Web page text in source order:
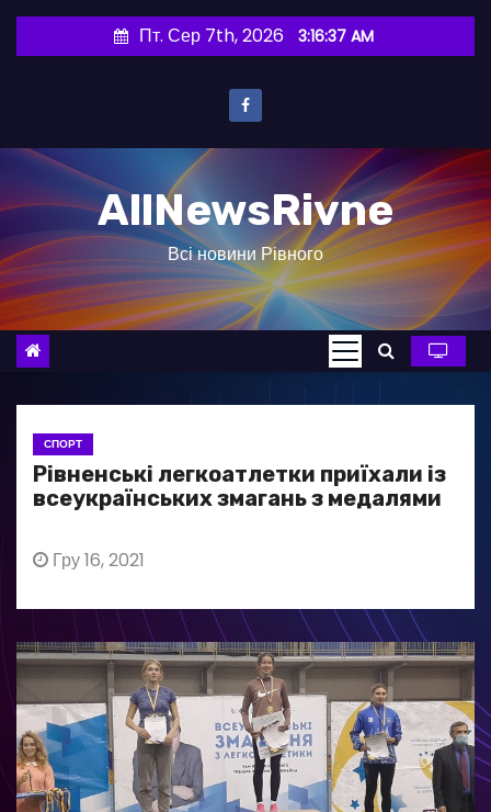
и
о
в
Пт. Сер 7th, 2026 3:16:38 AM
AllNewsRivne
Всі новини Рівного
СПОРТ
Рівненські легкоатлетки приїхали із
всеукраїнських змагань з медалями
Гру 16, 2021